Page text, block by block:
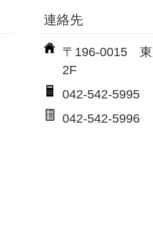
連絡先
〒196-0015 東
2F
042-542-5995
042-542-5996